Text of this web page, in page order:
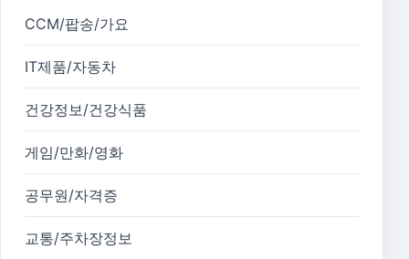
CCM/팝송/가요
IT제품/자동차
건강정보/건강식품
게임/만화/영화
공무원/자격증
교통/주차장정보